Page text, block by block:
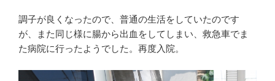
調子が良くなったので、普通の生活をしていたのです
が、また同じ様に腸から出血をしてしまい、救急車でま
た病院に行ったようでした。再度入院。